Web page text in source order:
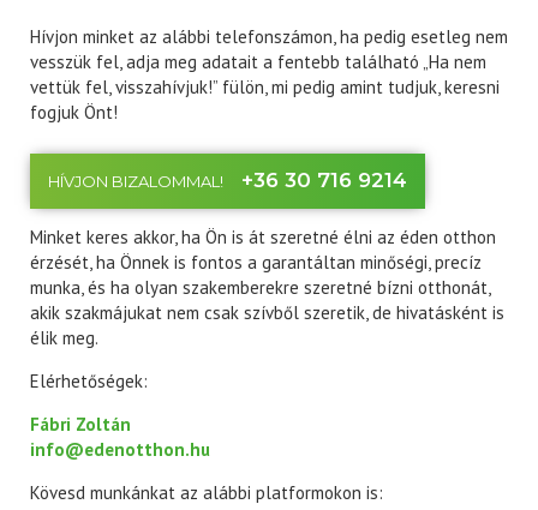
Hívjon minket az alábbi telefonszámon, ha pedig esetleg nem
vesszük fel, adja meg adatait a fentebb található „Ha nem
vettük fel, visszahívjuk!” fülön, mi pedig amint tudjuk, keresni
fogjuk Önt!
HÍVJON BIZALOMMAL! +36 30 716 9214
Minket keres akkor, ha Ön is át szeretné élni az éden otthon
érzését, ha Önnek is fontos a garantáltan minőségi, precíz
munka, és ha olyan szakemberekre szeretné bízni otthonát,
akik szakmájukat nem csak szívből szeretik, de hivatásként is
élik meg.
Elérhetőségek:
Fábri Zoltán
info@edenotthon.hu
Kövesd munkánkat az alábbi platformokon is: